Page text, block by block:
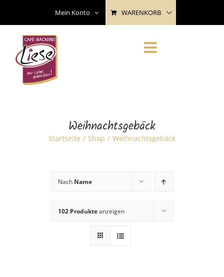
content
Mein Konto WARENKORB
Weihnachtsgebäck
Startseite Shop Weihnachtsgebäck
Nach Name
102 Produkteanzeigen